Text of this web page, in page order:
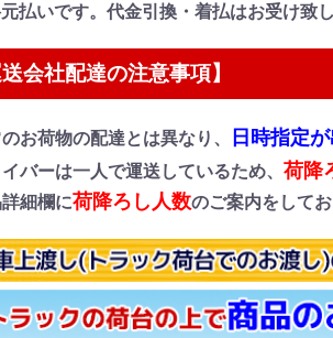
払いです。代金引換・着払はお受け致し
送会社配達の注意事項】
お荷物の配達とは異なり、 日時指定
バーは一人で運送しているため、荷降
細欄に荷降ろし人数のご案内をしてお